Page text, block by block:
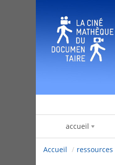
accueil
Accueil / ressources